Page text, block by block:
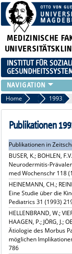
MEDIZINISCHE
INSTITUT FÜR
LEHRE
UNSER INSTITUT
TEAM
PUBLIKATIONEN
STELLENANGEBOTE
Home 1993
Publikationen
Publikationen in
BUSER, K.; BOHLEN,
Neurodermitis-
med Wochenschr 118
HEINEMANN, CH.;
Eine Studie über die
Pediatrics 31 (1993)
HELLENBRAND, W.;
HAAGEN, P.; JÖRG, J.;
Ätiologie des Morbus
möglichen
786